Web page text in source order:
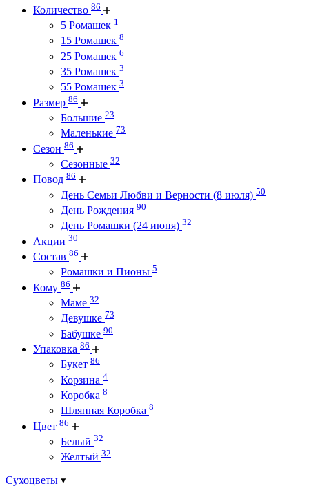
Количество 86
5 Ромашек 1
15 Ромашек 8
25 Ромашек 6
35 Ромашек 3
55 Ромашек 3
Размер 86
Большие 23
Маленькие 73
Сезон 86
Сезонные 32
Повод 86
День Семьи Любви и Верности (8 июля) 50
День Рождения 90
День Ромашки (24 июня) 32
Акции 30
Состав 86
Ромашки и Пионы 5
Кому 86
Маме 32
Девушке 73
Бабушке 90
Упаковка 86
Букет 86
Корзина 4
Коробка 8
Шляпная Коробка 8
Цвет 86
Белый 32
Желтый 32
Сухоцветы